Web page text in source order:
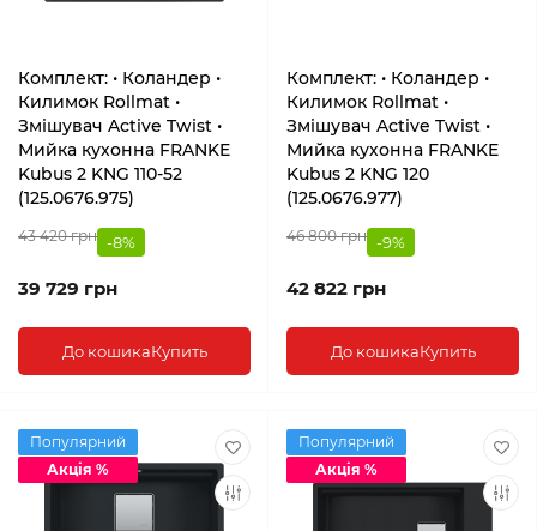
Комплект: • Коландер •
Килимок Rollmat •
Змішувач Active Twist •
Мийка кухонна FRANKE
Kubus 2 KNG 110-52
(125.0676.975)
43 420 грн -8%
39 729 грн
До кошикаКупить
Комплект: • Коландер •
Килимок Rollmat •
Змішувач Active Twist •
Мийка кухонна FRANKE
Kubus 2 KNG 120
(125.0676.977)
46 800 грн -9%
42 822 грн
До кошикаКупить
Популярний
Акція %
Популярний
Акція %